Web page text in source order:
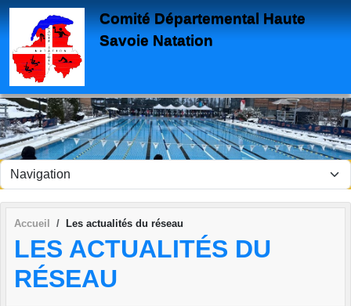
Comité Départemental Haute
Savoie Natation
Accueil Les actualités du réseau
LES ACTUALITÉS DU
RÉSEAU
Panneau de gestion des cookies